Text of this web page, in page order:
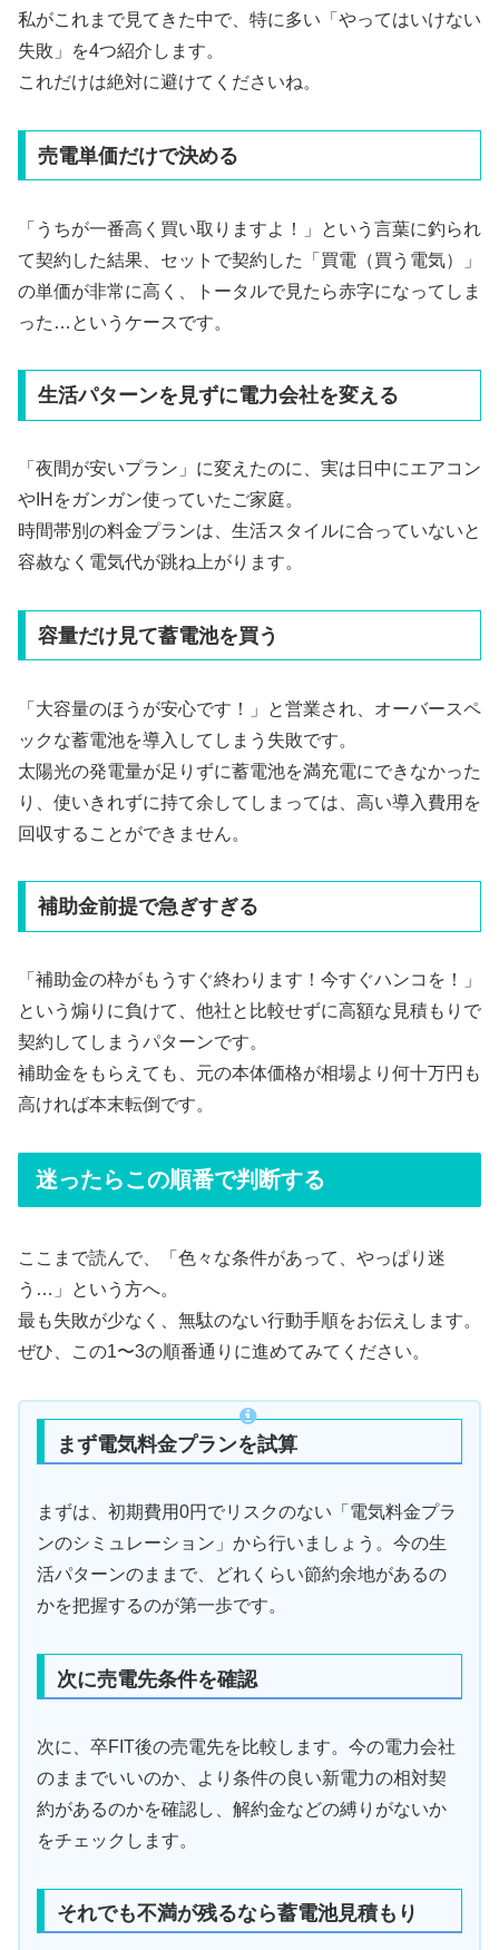
私がこれまで見てきた中で、特に多い「やってはいけない
失敗」を4つ紹介します。
これだけは絶対に避けてくださいね。
売電単価だけで決める
「うちが一番高く買い取りますよ！」という言葉に釣られ
て契約した結果、セットで契約した「買電（買う電気）」
の単価が非常に高く、トータルで見たら赤字になってしま
った…というケースです。
生活パターンを見ずに電力会社を変える
「夜間が安いプラン」に変えたのに、実は日中にエアコン
やIHをガンガン使っていたご家庭。
時間帯別の料金プランは、生活スタイルに合っていないと
容赦なく電気代が跳ね上がります。
容量だけ見て蓄電池を買う
「大容量のほうが安心です！」と営業され、オーバースペ
ックな蓄電池を導入してしまう失敗です。
太陽光の発電量が足りずに蓄電池を満充電にできなかった
り、使いきれずに持て余してしまっては、高い導入費用を
回収することができません。
補助金前提で急ぎすぎる
「補助金の枠がもうすぐ終わります！今すぐハンコを！」
という煽りに負けて、他社と比較せずに高額な見積もりで
契約してしまうパターンです。
補助金をもらえても、元の本体価格が相場より何十万円も
高ければ本末転倒です。
迷ったらこの順番で判断する
ここまで読んで、「色々な条件があって、やっぱり迷
う…」という方へ。
最も失敗が少なく、無駄のない行動手順をお伝えします。
ぜひ、この1〜3の順番通りに進めてみてください。
まず電気料金プランを試算
まずは、初期費用0円でリスクのない「電気料金プラ
ンのシミュレーション」から行いましょう。今の生
活パターンのままで、どれくらい節約余地があるの
かを把握するのが第一歩です。
次に売電先条件を確認
次に、卒FIT後の売電先を比較します。今の電力会社
のままでいいのか、より条件の良い新電力の相対契
約があるのかを確認し、解約金などの縛りがないか
をチェックします。
それでも不満が残るなら蓄電池見積もり